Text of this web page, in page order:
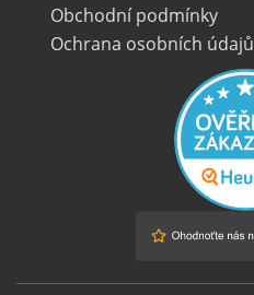
Obchodní podmínky
Ochrana osobních údajů